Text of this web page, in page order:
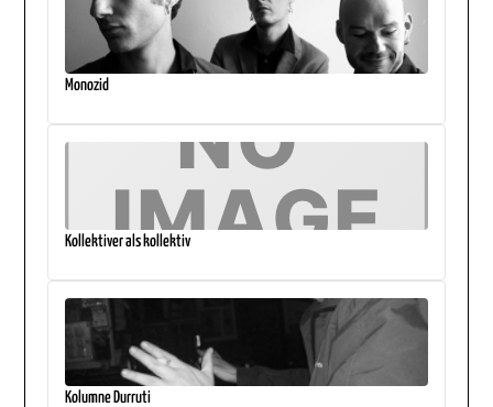
Monozid
Kollektiver als kollektiv
Kolumne Durruti